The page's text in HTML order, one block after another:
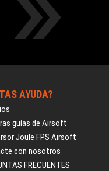
AYUDA?
guías de Airsoft
Joule FPS Airsoft
con nosotros
FRECUENTES